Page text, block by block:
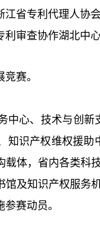
省专利代理人协
利审查协作湖北中
赛。
中心、技术与创新
知识产权维权援助
体，省内各类
及知识产权服
赛动员。